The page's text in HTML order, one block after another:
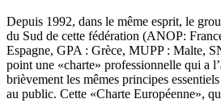
Depuis 1992, dans le même esprit, le
du Sud de cette fédération (ANOP:
Espagne, GPA : Grèce, MUPP : Malte,
point une «charte» professionnelle qui a
brièvement les mêmes principes
au public. Cette «Charte Européenne»,